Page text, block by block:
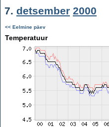
7. detsember 2000
<< Eelmine päev
Temperatuur